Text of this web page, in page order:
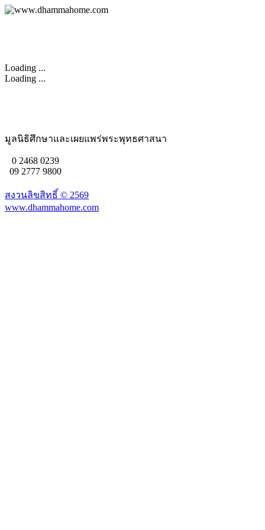
Loading ...
Loading ...
มูลนิธิศึกษาและเผยแพร่พระพุทธศาสนา
0 2468 0239
09 2777 9800
สงวนลิขสิทธิ์ © 2569
www.dhammahome.com